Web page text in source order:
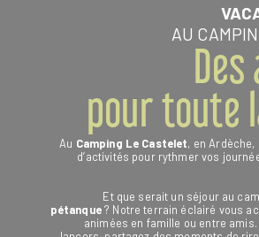
AU
pour toute
Au Camping Le Castelet, en Ardèche,
d’activités pour rythmer vos
Et que serait un séjour au
pétanque? Notre terrain éclairé vous
animées en famille ou entre